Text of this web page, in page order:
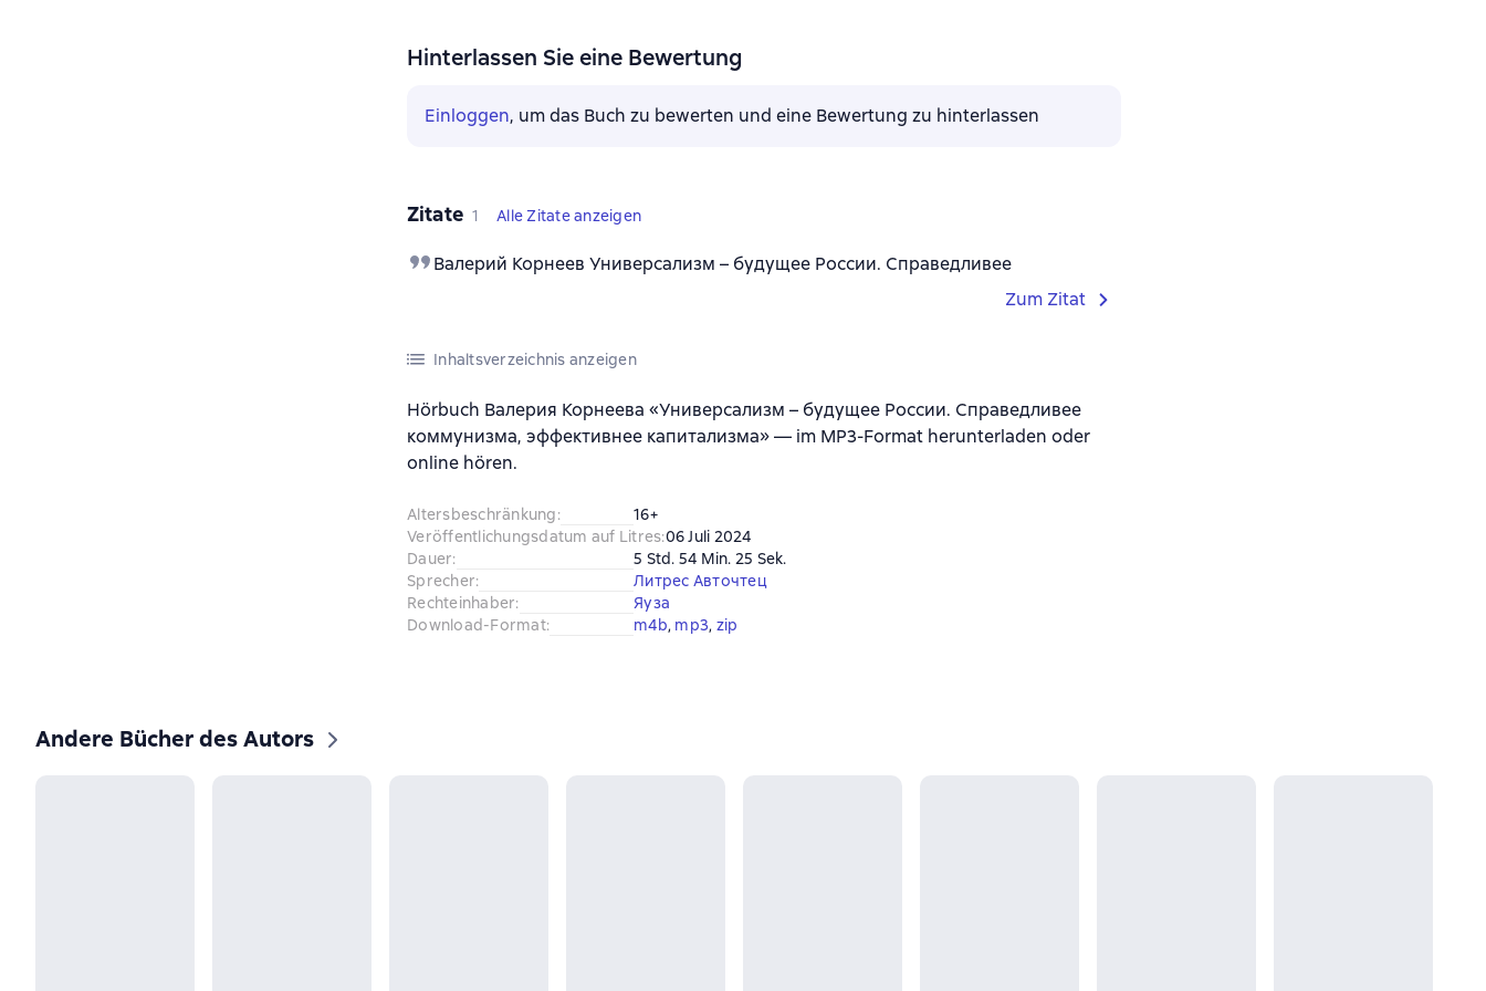
Hinterlassen Sie eine Bewertung
Einloggen, um das Buch zu bewerten und eine Bewertung zu hinterlassen
Zitate 1 Alle Zitate anzeigen
Валерий Корнеев Универсализм – будущее России. Справедливее
Zum Zitat
Inhaltsverzeichnis anzeigen
Hörbuch Валерия Корнеева «Универсализм – будущее России. Справедливее
коммунизма, эффективнее капитализма» — im MP3-Format herunterladen oder
online hören.
Altersbeschränkung:
16+
Veröffentlichungsdatum auf Litres:06 Juli 2024
Dauer:
5 Std. 54 Min. 25 Sek.
Sprecher:
Литрес Авточтец
Rechteinhaber:
Яуза
Download-Format: m4b, mp3, zip
Andere Bücher des Autors